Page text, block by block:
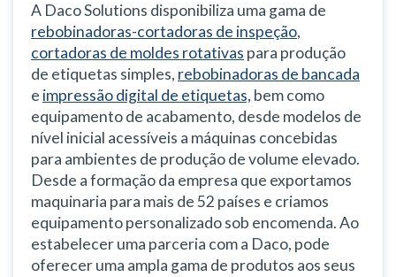
A Daco Solutions disponibiliza uma gama de
rebobinadoras-cortadoras de inspeção,
cortadoras de moldes rotativas para produção
de etiquetas simples, rebobinadoras de bancada
e impressão digital de etiquetas, bem como
equipamento de acabamento, desde modelos de
nível inicial acessíveis a máquinas concebidas
para ambientes de produção de volume elevado.
Desde a formação da empresa que exportamos
maquinaria para mais de 52 países e criamos
equipamento personalizado sob encomenda. Ao
estabelecer uma parceria com a Daco, pode
oferecer uma ampla gama de produtos aos seus